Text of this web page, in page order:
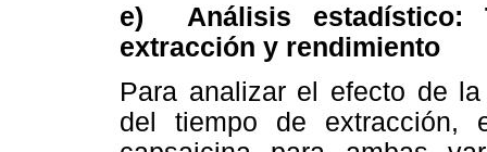
e) Análisis estadístico:
extracción y rendimiento
Para analizar el efecto de
del tiempo de extracción,